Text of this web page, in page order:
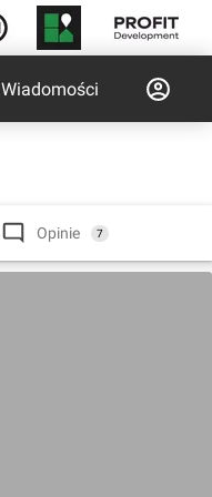
Wiadomości
Opinie 7